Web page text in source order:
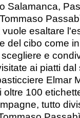
Salamanca,
esaltare
del cibo come
e
ai piatti
Elmar
oltre 100
tutto